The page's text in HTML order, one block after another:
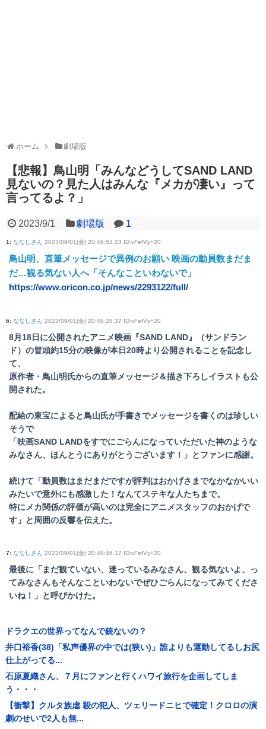
ホーム 劇場版
【悲報】鳥山明「みんなどうしてSAND LAND
見ないの？見た人はみんな『メカが凄い』って
言ってるよ？」
2023/9/1 劇場版 1
1: ななしさん 2023/09/01(金) 20:46:53.23 ID:vFefVy+20
鳥山明、直筆メッセージで異例のお願い 映画の動員数まだま
だ…観る気ない人へ「そんなこといわないで」
https://www.oricon.co.jp/news/2293122/full/
6: ななしさん 2023/09/01(金) 20:48:28.37 ID:vFefVy+20
8月18日に公開されたアニメ映画『SAND LAND』（サンドラン
ド）の冒頭約15分の映像が本日20時より公開されることを記念し
て、
原作者・鳥山明氏からの直筆メッセージ＆描き下ろしイラストも公
開された。
配給の東宝によると鳥山氏が手書きでメッセージを書くのは珍しい
そうで
「映画SAND LANDをすでにごらんになっていただいた神のような
みなさん、ほんとうにありがとうございます！」とファンに感謝。
続けて「動員数はまだまだですが評判はおかげさまでなかなかいい
みたいで意外にも感激した！なんてステキな人たちまで。
特にメカ関係の評価が高いのは完全にアニメスタッフのおかげで
す」と周囲の反響を伝えた。
7: ななしさん 2023/09/01(金) 20:48:46.17 ID:vFefVy+20
最後に「まだ観ていない、迷っているみなさん、観る気ないよ、っ
てみなさんもそんなこといわないでぜひごらんになってみてくださ
いね！」と呼びかけた。
ドラクエの世界ってなんで銃ないの？
井口裕香(38)「私声優界の中では(狭い)」誰よりも運動してるしお尻
仕上がってる...
石原夏織さん、７月にファンと行くハワイ旅行を企画してしま
う・・・
【衝撃】クルタ族虐 殺の犯人、ツェリードニヒで確定！クロロの演
劇のせいで2人も無...